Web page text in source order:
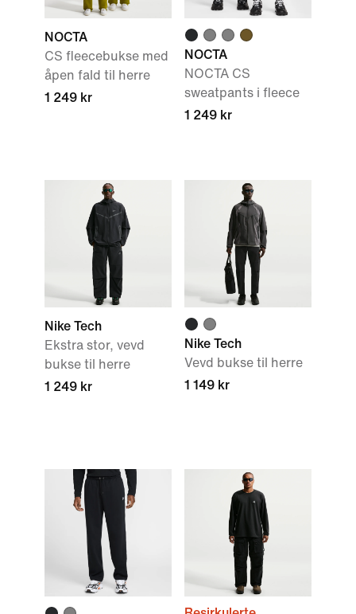
NOCTA
CS fleecebukse med
åpen fald til herre
1 249 kr
NOCTA
NOCTA CS
sweatpants i fleece
1 249 kr
Nike Tech
Ekstra stor, vevd
bukse til herre
1 249 kr
Nike Tech
Vevd bukse til herre
1 149 kr